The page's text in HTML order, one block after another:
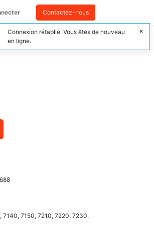
Contactez-nous
7140, 7150, 7210, 7220, 7230,
Connexion rétablie. Vous êtes de nouveau
en ligne.